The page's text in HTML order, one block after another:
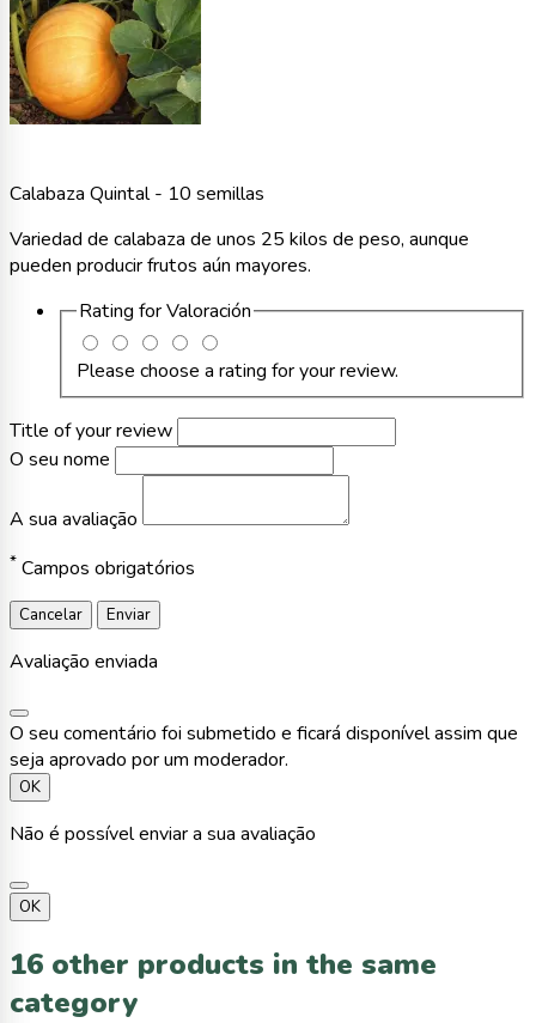
Calabaza Quintal - 10 semillas
Variedad de calabaza de unos 25 kilos de peso, aunque
pueden producir frutos aún mayores.
Rating forValoración
Please choose a rating for your review.
Title of your review
O seu nome
A sua avaliação
* Campos obrigatórios
Cancelar Enviar
Avaliação enviada
O seu comentário foi submetido e ficará disponível assim que
seja aprovado por um moderador.
OK
Não é possível enviar a sua avaliação
OK
16 other products in the same
category